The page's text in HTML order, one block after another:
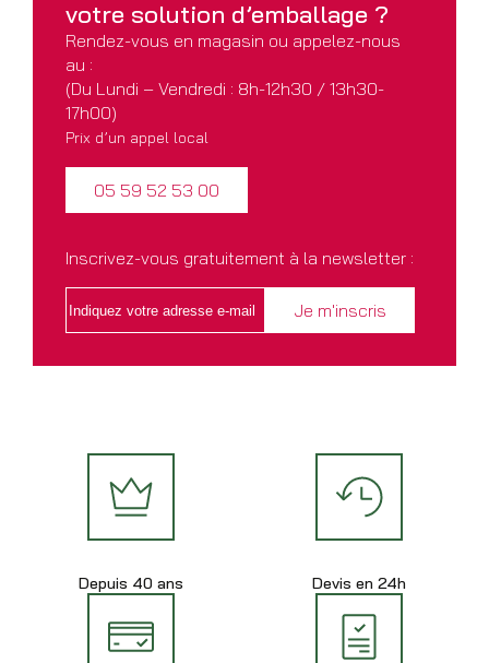
votre solution d’emballage ?
Rendez-vous en magasin ou appelez-nous
au :
(Du Lundi – Vendredi : 8h-12h30 / 13h30-
17h00)
Prix d’un appel local
05 59 52 53 00
Inscrivez-vous gratuitement à la newsletter :
Depuis 40 ans Devis en 24h